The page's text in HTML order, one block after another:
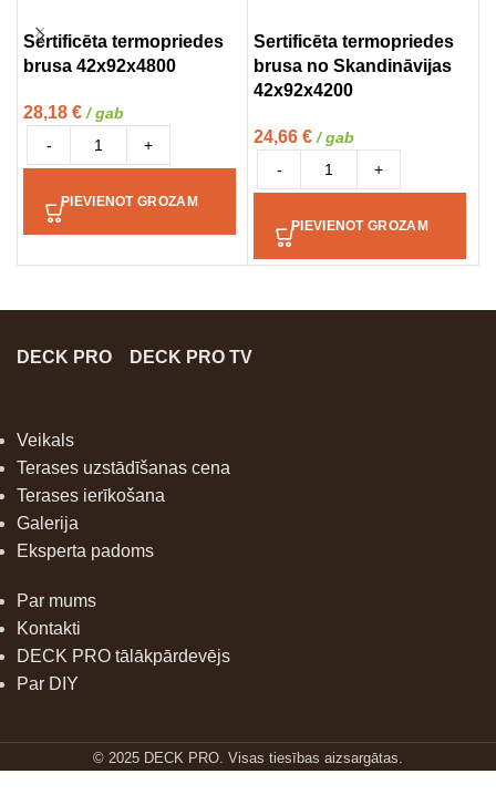
Sertificēta termopriedes
brusa 42x92x4800
28,18 € / gab
-
+
PIEVIENOT GROZAM
Sertificēta termopriedes
brusa no Skandināvijas
42x92x4200
24,66 € / gab
-
+
PIEVIENOT GROZAM
DECK PRO DECK PRO TV
Veikals
Terases uzstādīšanas cena
Terases ierīkošana
Galerija
Eksperta padoms
Par mums
Kontakti
DECK PRO tālākpārdevējs
Par DIY
© 2025 DECK PRO. Visas tiesības aizsargātas.